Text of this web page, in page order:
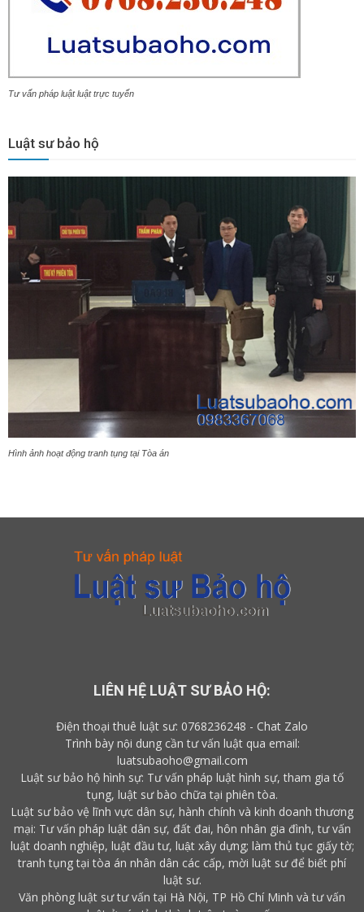
Tư vấn pháp luật luật trực tuyến
Luật sư bảo hộ
Hình ảnh hoạt động tranh tụng tại Tòa án
LIÊN HỆ LUẬT SƯ BẢO HỘ:
Điện thoại thuê luật sư: 0768236248 - Chat Zalo
Trình bày nội dung cần tư vấn luật qua email:
luatsubaoho@gmail.com
Luật sư bảo hộ hình sự: Tư vấn pháp luật hình sự, tham gia tố
tụng, luật sư bào chữa tại phiên tòa.
Luật sư bảo vệ lĩnh vực dân sự, hành chính và kinh doanh thương
mại: Tư vấn pháp luật dân sự, đất đai, hôn nhân gia đình, tư vấn
luật doanh nghiệp, luật đầu tư, luật xây dựng; làm thủ tục giấy tờ;
tranh tụng tại tòa án nhân dân các cấp, mời luật sưđể biết phí
luật sư.
Văn phòng luật sư tư vấn tại Hà Nội, TP Hồ Chí Minh và tư vấn